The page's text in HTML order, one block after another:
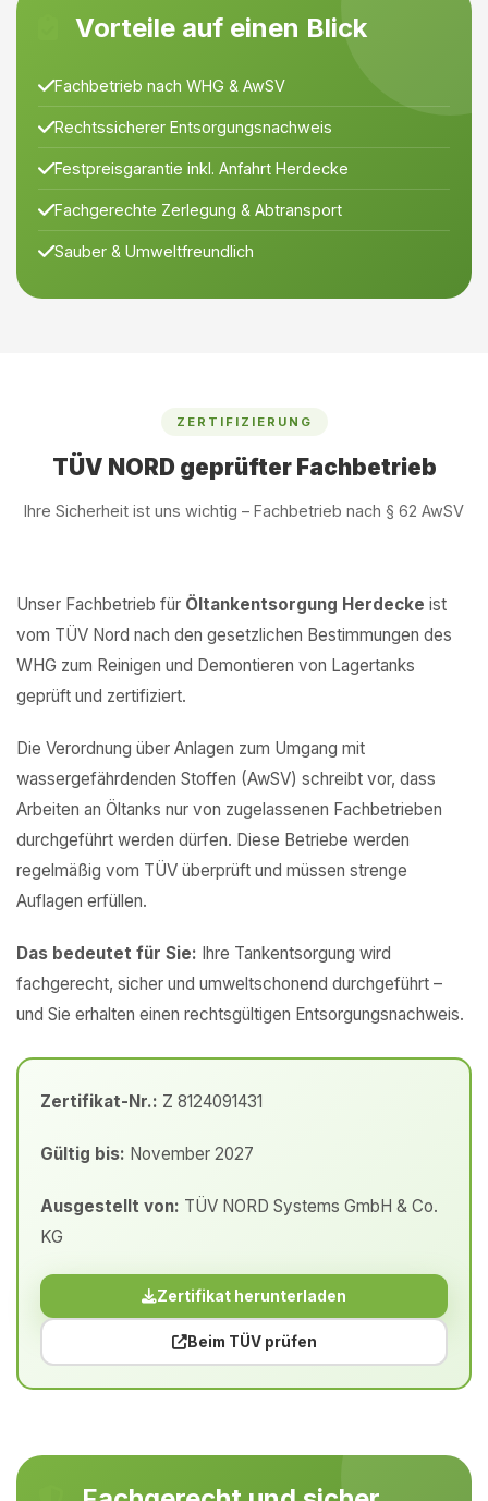
Vorteile auf einen Blick
Fachbetrieb nach WHG & AwSV
Rechtssicherer Entsorgungsnachweis
Festpreisgarantie inkl. Anfahrt Herdecke
Fachgerechte Zerlegung & Abtransport
Sauber & Umweltfreundlich
ZERTIFIZIERUNG
TÜV NORD geprüfter Fachbetrieb
Ihre Sicherheit ist uns wichtig – Fachbetrieb nach § 62 AwSV
Unser Fachbetrieb für Öltankentsorgung Herdecke ist
vom TÜV Nord nach den gesetzlichen Bestimmungen des
WHG zum Reinigen und Demontieren von Lagertanks
geprüft und zertifiziert.
Die Verordnung über Anlagen zum Umgang mit
wassergefährdenden Stoffen (AwSV) schreibt vor, dass
Arbeiten an Öltanks nur von zugelassenen Fachbetrieben
durchgeführt werden dürfen. Diese Betriebe werden
regelmäßig vom TÜV überprüft und müssen strenge
Auflagen erfüllen.
Das bedeutet für Sie: Ihre Tankentsorgung wird
fachgerecht, sicher und umweltschonend durchgeführt –
und Sie erhalten einen rechtsgültigen Entsorgungsnachweis.
Zertifikat-Nr.: Z 8124091431
Gültig bis: November 2027
Ausgestellt von: TÜV NORD Systems GmbH & Co.
KG
Zertifikat herunterladen
Beim TÜV prüfen